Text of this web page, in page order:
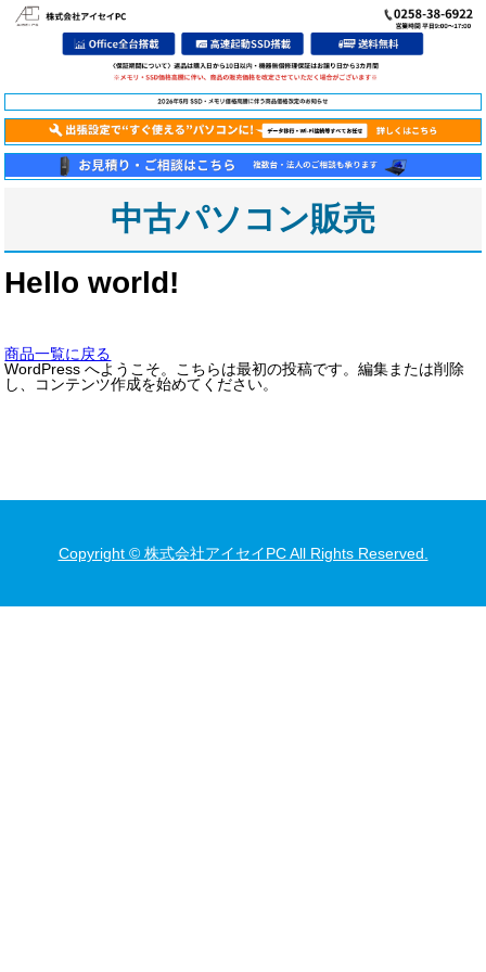
中古パソコン販売
Hello world!
商品一覧に戻る
WordPress へようこそ。こちらは最初の投稿です。編集または削除
し、コンテンツ作成を始めてください。
Copyright © 株式会社アイセイPC All Rights Reserved.